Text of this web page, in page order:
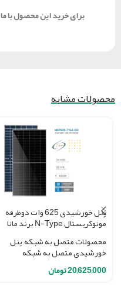
برای خرید این محصول با ما
محصولات مشابه
پنل خورشیدی 625 وات دوطرفه
مونوکریستال N-Type برند مانا
انرژی (MEP605-T144-GG)
محصولات متصل به شبکه,پنل
خورشیدی متصل به شبکه
20,625,000تومان